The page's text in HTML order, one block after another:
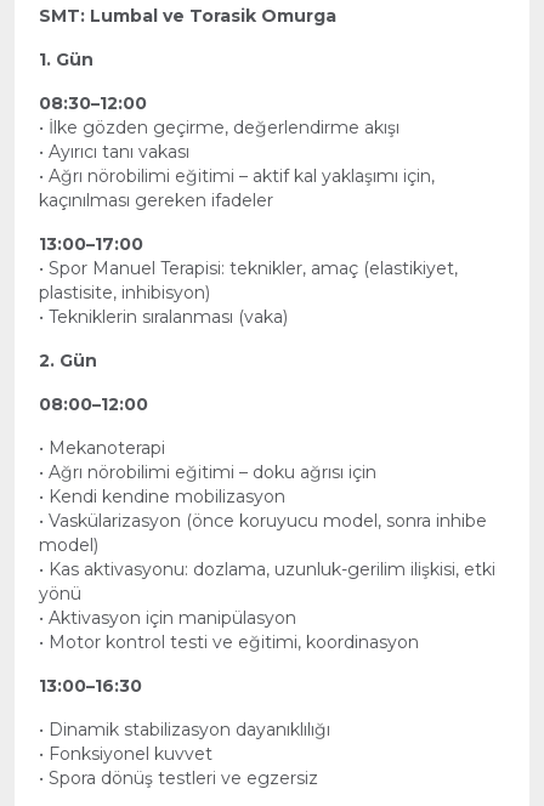
SMT: Lumbal ve Torasik Omurga
1. Gün
08:30–12:00
• İlke gözden geçirme, değerlendirme akışı
• Ayırıcı tanı vakası
• Ağrı nörobilimi eğitimi – aktif kal yaklaşımı için,
kaçınılması gereken ifadeler
13:00–17:00
• Spor Manuel Terapisi: teknikler, amaç (elastikiyet,
plastisite, inhibisyon)
• Tekniklerin sıralanması (vaka)
2. Gün
08:00–12:00
• Mekanoterapi
• Ağrı nörobilimi eğitimi – doku ağrısı için
• Kendi kendine mobilizasyon
• Vaskülarizasyon (önce koruyucu model, sonra inhibe
model)
• Kas aktivasyonu: dozlama, uzunluk-gerilim ilişkisi, etki
yönü
• Aktivasyon için manipülasyon
• Motor kontrol testi ve eğitimi, koordinasyon
13:00–16:30
• Dinamik stabilizasyon dayanıklılığı
• Fonksiyonel kuvvet
• Spora dönüş testleri ve egzersiz